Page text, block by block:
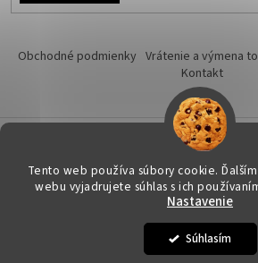
Tento web používa súbory cookie.
webu vyjadrujete súhlas s ich
Nastavenie
Súhlasím
Obchodné podmienky Vrátenie a výmena
Kontakt
Vytvoril Shoptet
nastavenie cookies